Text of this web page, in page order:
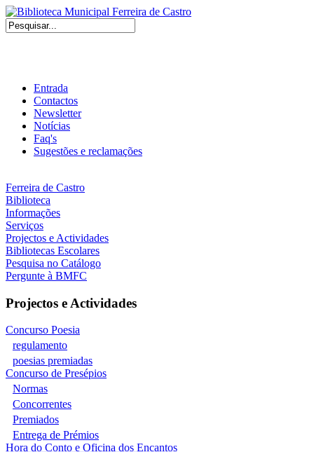
Entrada
Contactos
Newsletter
Notícias
Faq's
Sugestões e reclamações
Ferreira de Castro
Biblioteca
Informações
Serviços
Projectos e Actividades
Bibliotecas Escolares
Pesquisa no Catálogo
Pergunte à BMFC
Projectos e Actividades
Concurso Poesia
regulamento
poesias premiadas
Concurso de Presépios
Normas
Concorrentes
Premiados
Entrega de Prémios
Hora do Conto e Oficina dos Encantos